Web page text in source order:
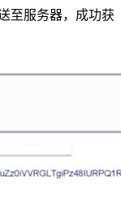
至服务器，成功获